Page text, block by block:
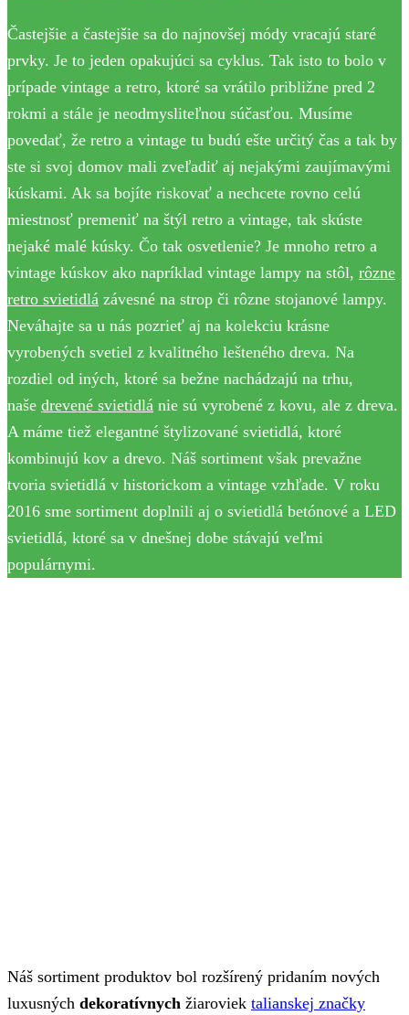
Častejšie a častejšie sa do najnovšej módy vracajú staré
prvky. Je to jeden opakujúci sa cyklus. Tak isto to bolo v
prípade vintage a retro, ktoré sa vrátilo približne pred 2
rokmi a stále je neodmysliteľnou súčasťou. Musíme
povedať, že retro a vintage tu budú ešte určitý čas a tak by
ste si svoj domov mali zveľadiť aj nejakými zaujímavými
kúskami. Ak sa bojíte riskovať a nechcete rovno celú
miestnosť premeniť na štýl retro a vintage, tak skúste
nejaké malé kúsky. Čo tak osvetlenie? Je mnoho retro a
vintage kúskov ako napríklad vintage lampy na stôl, rôzne
retro svietidlá závesné na strop či rôzne stojanové lampy.
Neváhajte sa u nás pozrieť aj na kolekciu krásne
vyrobených svetiel z kvalitného lešteného dreva. Na
rozdiel od iných, ktoré sa bežne nachádzajú na trhu,
naše drevené svietidlá nie sú vyrobené z kovu, ale z dreva.
A máme tiež elegantné štylizované svietidlá, ktoré
kombinujú kov a drevo. Náš sortiment však prevažne
tvoria svietidlá v historickom a vintage vzhľade. V roku
2016 sme sortiment doplnili aj o svietidlá betónové a LED
svietidlá, ktoré sa v dnešnej dobe stávajú veľmi
populárnymi.
Náš sortiment produktov bol rozšírený pridaním nových
luxusných dekoratívnych žiaroviek talianskej značky